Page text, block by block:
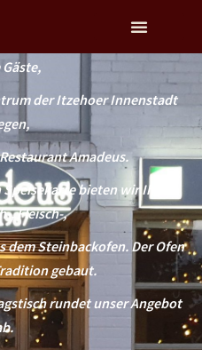
der Itzehoer Innenstadt
Amadeus.
bieten wir Ihnen
, Fleisch-,
dem Steinbackofen. Der Ofen
gebaut.
rundet unser Angebot